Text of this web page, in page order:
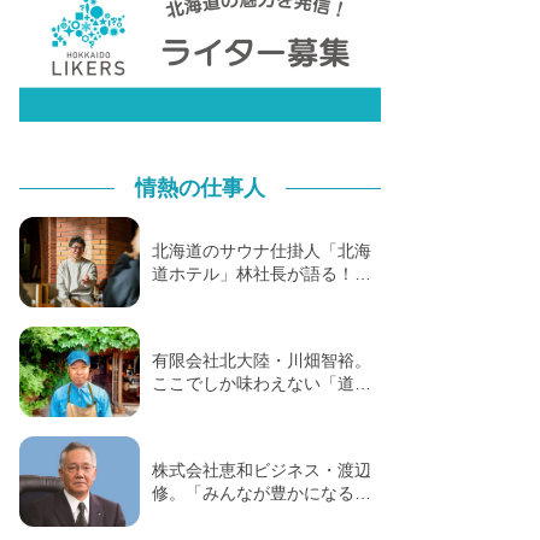
情熱の仕事人
北海道のサウナ仕掛人「北海
道ホテル」林社長が語る！…
有限会社北大陸・川畑智裕。
ここでしか味わえない「道…
株式会社恵和ビジネス・渡辺
修。「みんなが豊かになる…